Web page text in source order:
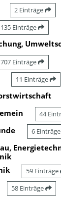
2 Einträge
135 Einträge
707 Einträge
11 Einträge
44
6 Einträge
59 Einträge
58 Einträge